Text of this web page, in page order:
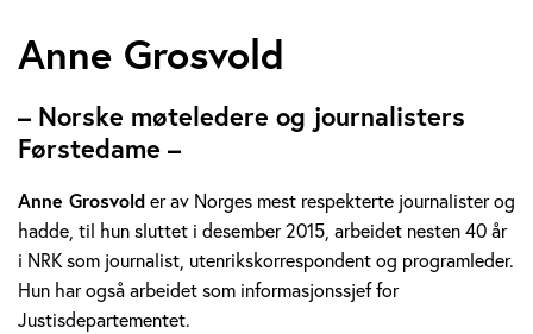
A
n
n
e
G
r
Anne Grosvold
– Norske møteledere og journalisters
Førstedame –
Anne Grosvolder av Norges mest respekterte journalister og
hadde, til hun sluttet i desember 2015, arbeidet nesten 40 år
i NRK som journalist, utenrikskorrespondent og programleder.
Hun har også arbeidet som informasjonssjef for
Justisdepartementet.